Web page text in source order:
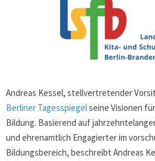
Andreas Kessel, stellvertretender
Berliner Tagesspiegelseine Visionen
Bildung. Basierend auf
und ehrenamtlich Engagierter im
Bildungsbereich, beschreibt Andreas